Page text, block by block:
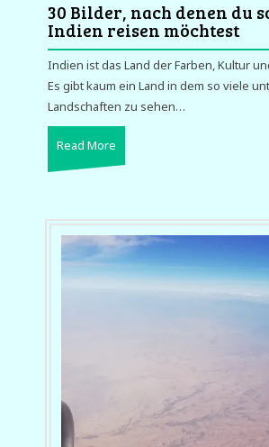
30 Bilder, nach denen du
Indien reisen möchtest
Indien ist das Land der Farben, Kultur
Es gibt kaum ein Land in dem so viele
Landschaften zu sehen…
Read More